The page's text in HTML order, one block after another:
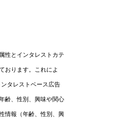
性とインタレストカテ
おります。これによ
タレストベース広告
齢、性別、興味や関心
情報（年齢、性別、興